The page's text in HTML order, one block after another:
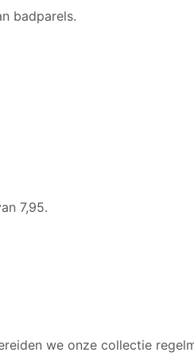
badparels.
7,95.
we onze collectie